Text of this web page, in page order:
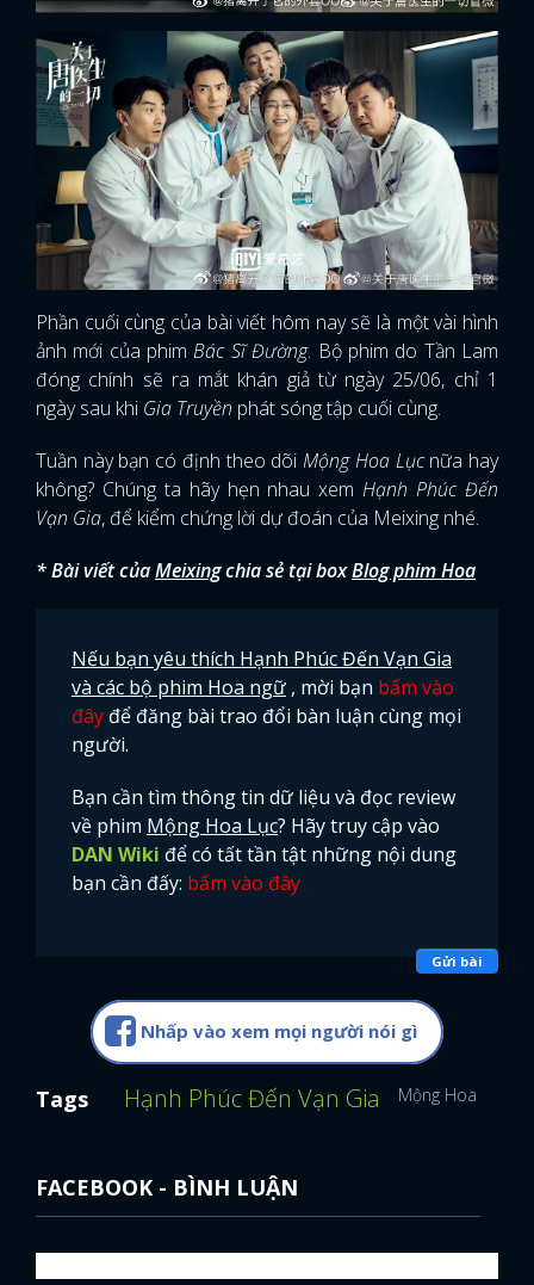
Phần cuối cùng của bài viết hôm nay sẽ là một vài hình
ảnh mới của phimBác Sĩ Đường. Bộ phim do Tần Lam
đóng chính sẽ ra mắt khán giả từ ngày 25/06, chỉ 1
ngày sau khi Gia Truyền phát sóng tập cuối cùng.
Tuần này bạn có định theo dõiMộng Hoa Lụcnữa hay
không? Chúng ta hãy hẹn nhau xemHạnh Phúc Đến
Vạn Gia, để kiểm chứng lời dự đoán của Meixing nhé.
* Bài viết củaMeixingchia sẻ tại boxBlog phim Hoa
Nếu bạn yêu thích Hạnh Phúc Đến Vạn Gia
và các bộ phim Hoa ngữ , mời bạn bấm vào
đây để đăng bài trao đổi bàn luận cùng mọi
người.
Bạn cần tìm thông tin dữ liệu và đọc review
về phim Mộng Hoa Lục? Hãy truy cập vào
DAN Wiki để có tất tần tật những nội dung
bạn cần đấy: bấm vào đây
Gửi bài
Nhấp vào xem mọi người nói gì
Tags Hạnh Phúc Đến Vạn Gia Mộng Hoa Lục
FACEBOOK - BÌNH LUẬN